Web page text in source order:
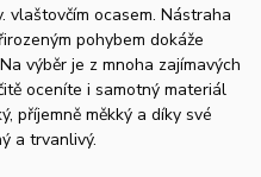
vlaštovčím ocasem. Nástraha
pohybem dokáže
výběr je z mnoha zajímavých
oceníte i samotný materiál
příjemně měkký a díky své
a trvanlivý.